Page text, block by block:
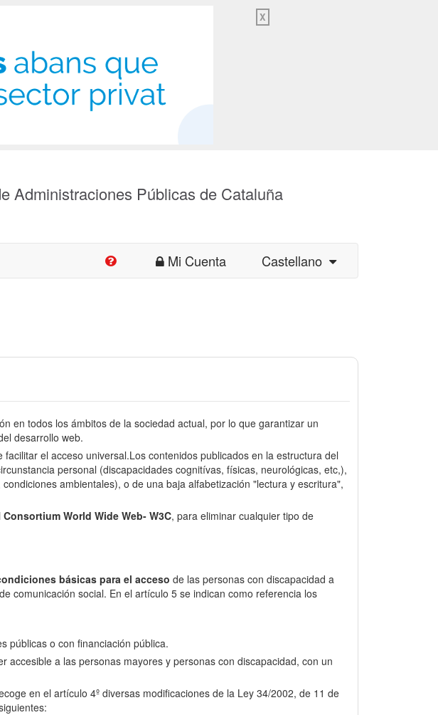
X
Administraciones Públicas de Cataluña
Mi Cuenta Castellano
en todos los ámbitos de la sociedad actual, por lo que garantizar un
desarrollo web.
el acceso universal.Los contenidos publicados en la estructura del
personal (discapacidades cognitívas, físicas, neurológicas, etc,),
ambientales), o de una baja alfabetización "lectura y escritura",
Consortium World Wide Web- W3C, para eliminar cualquier tipo de
básicas para el acceso de las personas con discapacidad a
comunicación social. En el artículo 5 se indican como referencia los
públicas o con financiación pública.
a las personas mayores y personas con discapacidad, con un
en el artículo 4º diversas modificaciones de la Ley 34/2002, de 11 de